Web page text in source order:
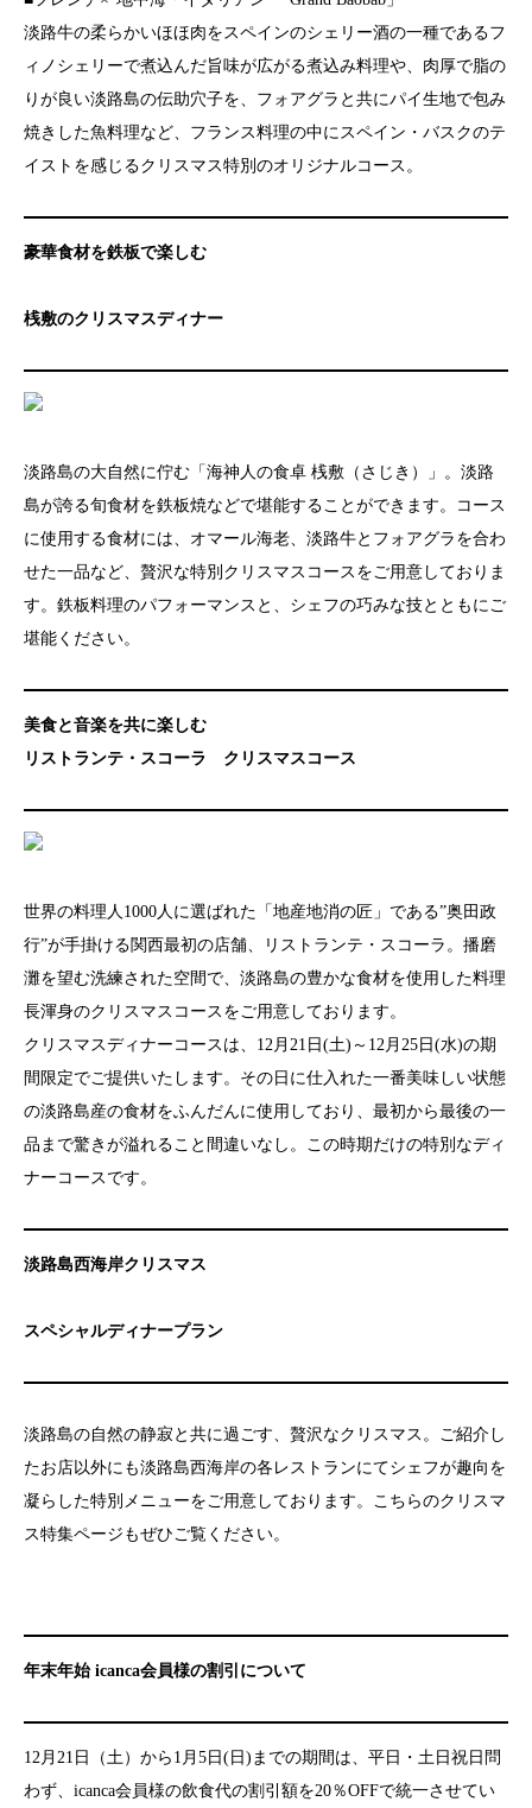
淡路牛の柔らかいほほ肉をスペインのシェリー酒の一種であるフ
ィノシェリーで煮込んだ旨味が広がる煮込み料理や、肉厚で脂の
りが良い淡路島の伝助穴子を、フォアグラと共にパイ生地で包み
焼きした魚料理など、フランス料理の中にスペイン・バスクのテ
イストを感じるクリスマス特別のオリジナルコース。
豪華食材を鉄板で楽しむ
桟敷のクリスマスディナー
淡路島の大自然に佇む「海神人の食卓 桟敷（さじき）」。淡路
島が誇る旬食材を鉄板焼などで堪能することができます。コース
に使用する食材には、オマール海老、淡路牛とフォアグラを合わ
せた一品など、贅沢な特別クリスマスコースをご用意しておりま
す。鉄板料理のパフォーマンスと、シェフの巧みな技とともにご
堪能ください。
美食と音楽を共に楽しむ
リストランテ・スコーラ クリスマスコース
世界の料理人1000人に選ばれた「地産地消の匠」である”奥田政
行”が手掛ける関西最初の店舗、リストランテ・スコーラ。播磨
灘を望む洗練された空間で、淡路島の豊かな食材を使用した料理
長渾身のクリスマスコースをご用意しております。
クリスマスディナーコースは、12月21日(土)～12月25日(水)の期
間限定でご提供いたします。その日に仕入れた一番美味しい状態
の淡路島産の食材をふんだんに使用しており、最初から最後の一
品まで驚きが溢れること間違いなし。この時期だけの特別なディ
ナーコースです。
淡路島西海岸クリスマス
スペシャルディナープラン
淡路島の自然の静寂と共に過ごす、贅沢なクリスマス。ご紹介し
たお店以外にも淡路島西海岸の各レストランにてシェフが趣向を
凝らした特別メニューをご用意しております。こちらのクリスマ
ス特集ページもぜひご覧ください。
年末年始 icanca会員様の割引について
12月21日（土）から1月5日(日)までの期間は、平日・土日祝日問
わず、icanca会員様の飲食代の割引額を20％OFFで統一させてい